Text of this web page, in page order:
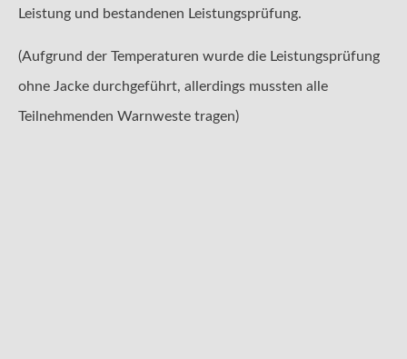
Leistung und bestandenen Leistungsprüfung.
(Aufgrund der Temperaturen wurde die Leistungsprüfung
ohne Jacke durchgeführt, allerdings mussten alle
Teilnehmenden Warnweste tragen)